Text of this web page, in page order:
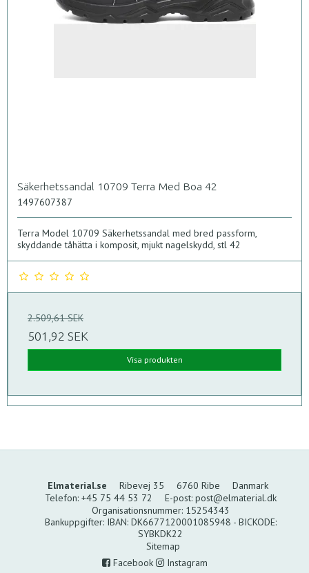
Säkerhetssandal 10709 Terra Med Boa 42
1497607387
Terra Model 10709 Säkerhetssandal med bred passform,
skyddande tåhätta i komposit, mjukt nagelskydd, stl 42
2.509,61 SEK
501,92 SEK
Visa produkten
Elmaterial.se Ribevej 35 6760 Ribe
Danmark
Telefon: +45 75 44 53 72 E-post: post@elmaterial.dk
Organisationsnummer:15254343
Bankuppgifter:IBAN: DK6677120001085948 - BICKODE:
SYBKDK22
Sitemap
Facebook
Instagram